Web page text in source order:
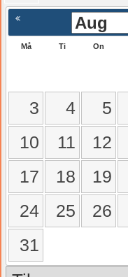
Må Ti On
3
4 5
10
11 12
17
18 19
24
25 26
31